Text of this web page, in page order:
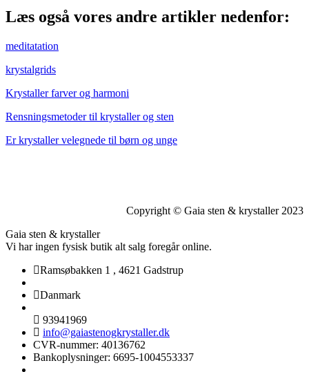
Læs også vores andre artikler nedenfor:
meditatation
krystalgrids
Krystaller farver og harmoni
Rensningsmetoder til krystaller og sten
Er krystaller velegnede til børn og unge
Copyright © Gaia sten & krystaller 2023
Gaia sten & krystaller
Vi har ingen fysisk butik alt salg foregår online.
Ramsøbakken 1 , 4621 Gadstrup
Danmark
93941969
info@gaiastenogkrystaller.dk
CVR-nummer: 40136762
Bankoplysninger: 6695-1004553337